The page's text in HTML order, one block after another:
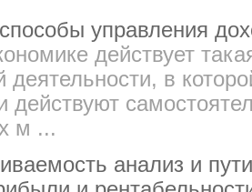
управления
действует
деятельности, в
действуют
м ...
анализ и